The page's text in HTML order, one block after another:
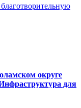
округе
для